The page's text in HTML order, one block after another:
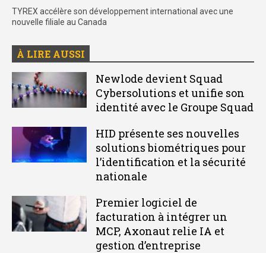
TYREX accélère son développement international avec une
nouvelle filiale au Canada
À LIRE AUSSI
Newlode devient Squad
Cybersolutions et unifie son
identité avec le Groupe Squad
HID présente ses nouvelles
solutions biométriques pour
l’identification et la sécurité
nationale
Premier logiciel de
facturation à intégrer un
MCP, Axonaut relie IA et
gestion d’entreprise